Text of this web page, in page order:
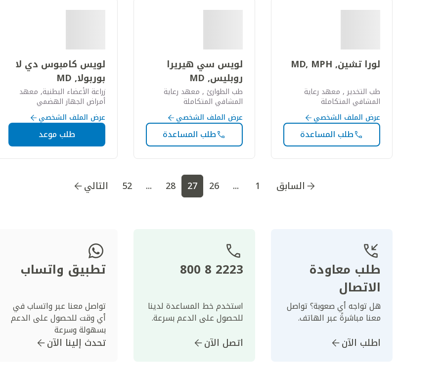
لورا تشين, MD, MPH
طب التخدير , معهد رعاية
المشافي المتكاملة
عرض الملف الشخصي
طلب المساعدة
لويس سي هيريرا
روبليس, MD
طب الطوارئ , معهد رعاية
المشافي المتكاملة
عرض الملف الشخصي
طلب المساعدة
لويس كامبوس دي لا
بوربولا, MD
زراعة الأعضاء البطنية, معهد
أمراض الجهاز الهضمي
عرض الملف الشخصي
طلب موعد
اذهب إلى الصفحة اذهب إلى الصفحة اذهب إلى الصفحة اذهب إلى الصفحة السابق 1
...
26
27
28
...
52 التالي
طلب معاودة
الاتصال
هل تواجه أي صعوبة؟ تواصل
معنا مباشرةً عبر الهاتف.
اطلب الآن
2223 8 800
استخدم خط المساعدة لدينا
للحصول على الدعم بسرعة.
اتصل الآن
تطبيق واتساب
تواصل معنا عبر واتساب في
أي وقت للحصول على الدعم
بسهولة وسرعة
تحدث إلينا الآن